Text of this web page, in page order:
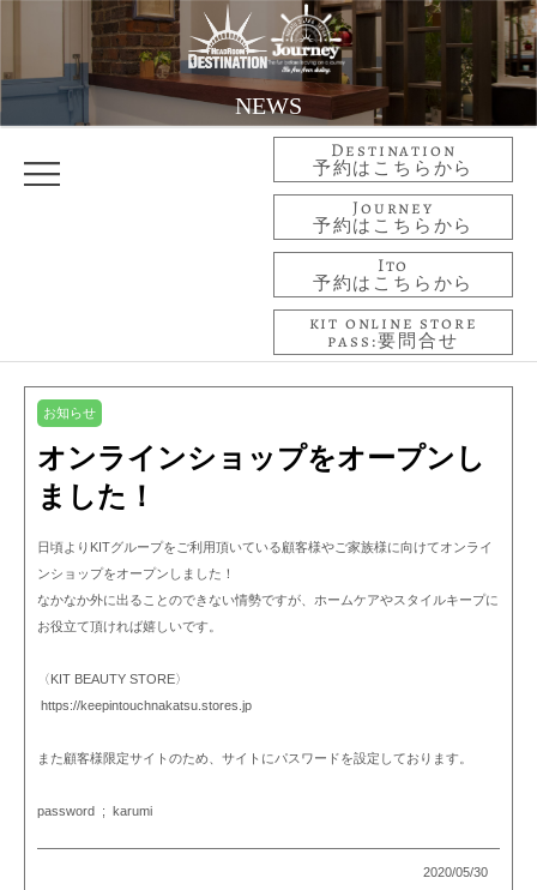
NEWS
Destination
予約はこちらから
Journey
予約はこちらから
Ito
予約はこちらから
kit online store
pass:要問合せ
お知らせ
オンラインショップをオープンし
ました！
日頃よりKITグループをご利用頂いている顧客様やご家族様に向けてオンライ
ンショップをオープンしました！
なかなか外に出ることのできない情勢ですが、ホームケアやスタイルキープに
お役立て頂ければ嬉しいです。
〈KIT BEAUTY STORE〉
https://keepintouchnakatsu.stores.jp
また顧客様限定サイトのため、サイトにパスワードを設定しております。
password ; karumi
2020/05/30